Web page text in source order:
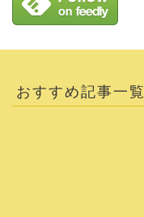
おすすめ記事一覧